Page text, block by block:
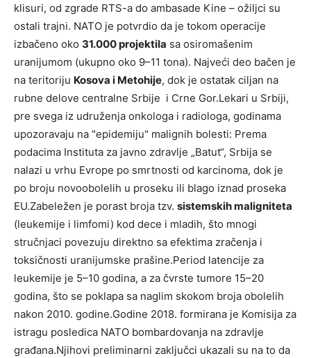
klisuri, od zgrade RTS-a do ambasade Kine – ožiljci su
ostali trajni. NATO je potvrdio da je tokom operacije
izbačeno oko 31.000 projektila sa osiromašenim
uranijumom (ukupno oko 9–11 tona). Najveći deo bačen je
na teritoriju Kosova i Metohije, dok je ostatak ciljan na
rubne delove centralne Srbije i Crne Gor.Lekari u Srbiji,
pre svega iz udruženja onkologa i radiologa, godinama
upozoravaju na "epidemiju" malignih bolesti: Prema
podacima Instituta za javno zdravlje „Batut“, Srbija se
nalazi u vrhu Evrope po smrtnosti od karcinoma, dok je
po broju novoobolelih u proseku ili blago iznad proseka
EU.Zabeležen je porast broja tzv. sistemskih maligniteta
(leukemije i limfomi) kod dece i mladih, što mnogi
stručnjaci povezuju direktno sa efektima zračenja i
toksičnosti uranijumske prašine.Period latencije za
leukemije je 5–10 godina, a za čvrste tumore 15–20
godina, što se poklapa sa naglim skokom broja obolelih
nakon 2010. godine.Godine 2018. formirana je Komisija za
istragu posledica NATO bombardovanja na zdravlje
građana.Njihovi preliminarni zaključci ukazali su na to da